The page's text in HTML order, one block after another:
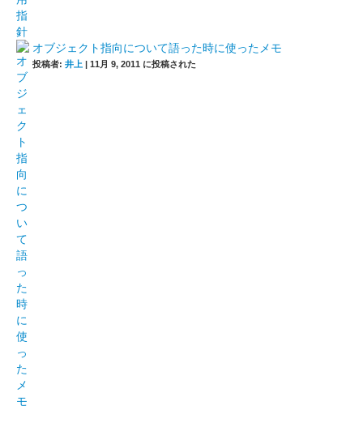
オブジェクト指向について語った時に使ったメモ
投稿者: 井上 | 11月 9, 2011 に投稿された